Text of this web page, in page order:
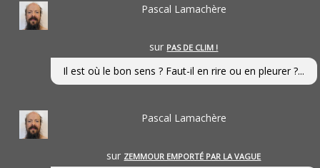
Pascal Lamachère
sur PAS DE CLIM !
Il est où le bon sens ? Faut-il en rire ou en pleurer ?...
Pascal Lamachère
sur ZEMMOUR EMPORTÉ PAR LA VAGUE